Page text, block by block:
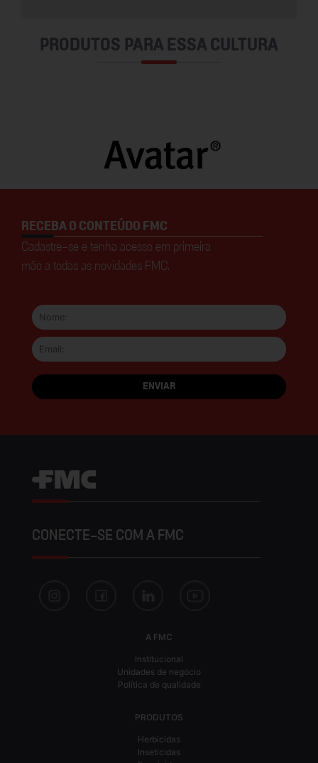
PRODUTOS PARA ESSA CULTURA
RECEBA O CONTEÚDO FMC
Cadastre-se e tenha acesso em primeira
mão a todas as novidades FMC.
CONECTE-SE COM A FMC
A FMC
Institucional
Unidades de negócio
Política de qualidade
PRODUTOS
Herbicidas
Inseticidas